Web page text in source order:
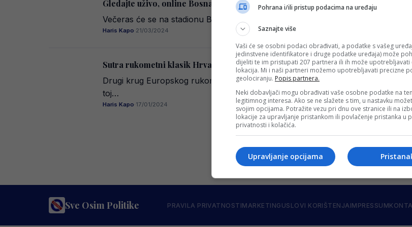
Gledajte uživo, online Bosna i Hercegovina protiv Ukrajine
Večeras će se na stadionu Bilino polje u Zenici odigrati ključna utakmica
Haris Kapo·21/03/2024
Sutra rukometni klasik Hrvatske i Francuske: Evo gdje i kada gledati taj dvoboj
Drugi krug Europskog rukometnog prvenstva je počeo dvobojima u skupini 2,
toj…
Haris Kapo·17/01/2024
Sve Osim Politike PRAVILA PRIVATNOSTIMARKETING USLOVI KORIŠTENJA IMPRESSUM
Pohrana i/ili pristup podacima na uređaju
Saznajte više
Vaši će se osobni podaci obrađivati, a podatke s vašeg
jedinstvene identifikatore i druge podatke uređaja) može
dijeliti te im pristupati 207 partnera ili ih može upotrebljavati
lokacija. Mi i naši partneri možemo upotrebljavati precizne
geolociranju. Popis partnera.
Neki dobavljači mogu obrađivati vaše osobne podatke na
legitimnog interesa. Ako se ne slažete s tim, u nastavku
svojim opcijama. Potražite vezu pri dnu ove stranice ili na
lokacije za upravljanje pristankom ili povlačenje pristanka u
privatnosti i kolačića.
Upravljanje opcijama